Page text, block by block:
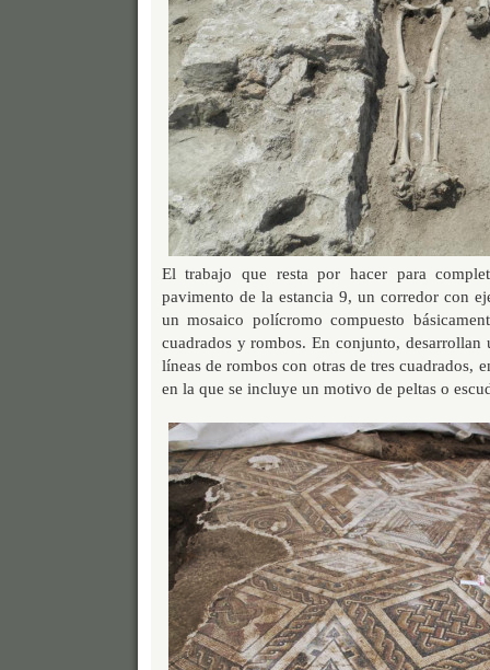
El trabajo que resta por hacer para
pavimento de la estancia 9, un corredor con
un mosaico polícromo compuesto
cuadrados y rombos. En conjunto, desarrollan
líneas de rombos con otras de tres cuadrados,
en la que se incluye un motivo de peltas o